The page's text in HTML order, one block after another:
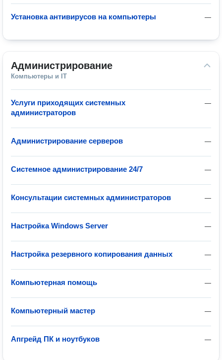
—
Установка антивирусов на компьютеры
Администрирование
Компьютеры и IT
—
Услуги приходящих системных
администраторов
—
Администрирование серверов
—
Системное администрирование 24/7
—
Консультации системных администраторов
—
Настройка Windows Server
—
Настройка резервного копирования данных
—
Компьютерная помощь
—
Компьютерный мастер
—
Апгрейд ПК и ноутбуков